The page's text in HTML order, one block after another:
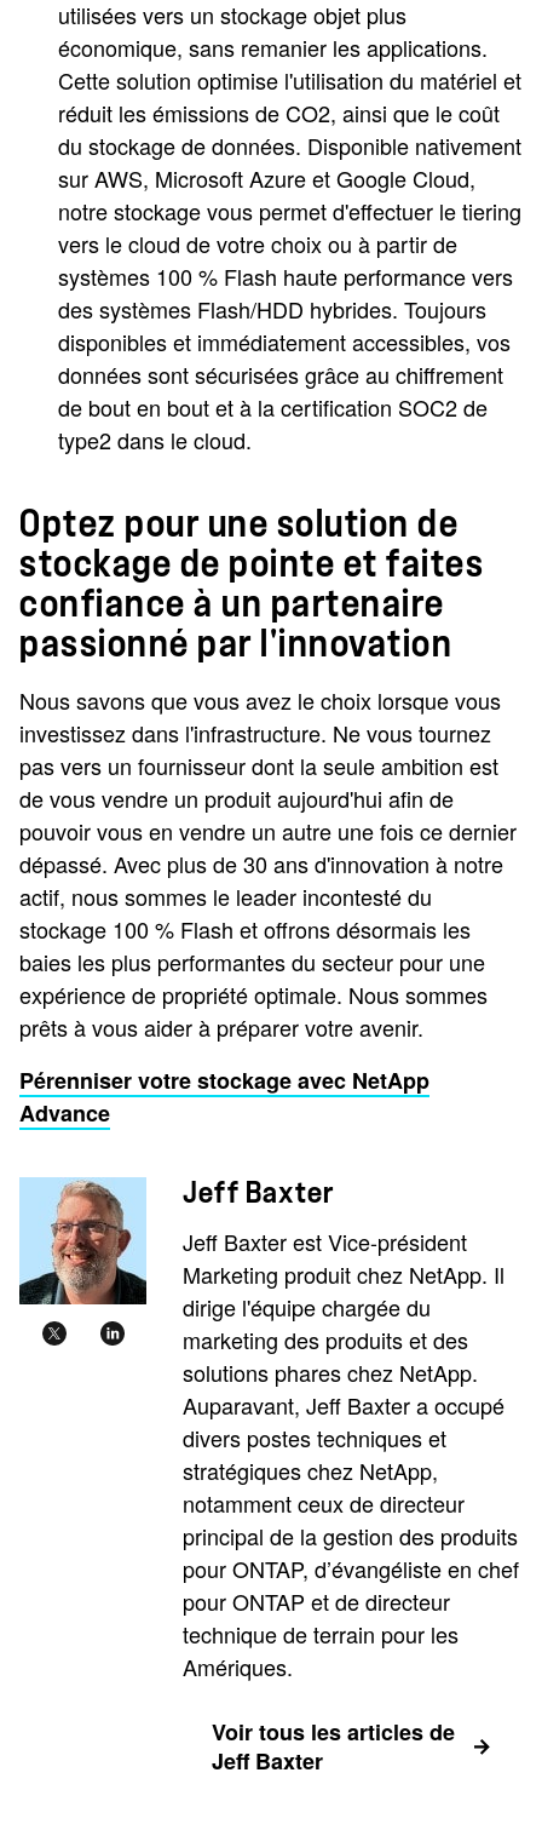
utilisées vers un stockage objet plus
économique, sans remanier les applications.
Cette solution optimise l'utilisation du matériel et
réduit les émissions de CO2, ainsi que le coût
du stockage de données. Disponible nativement
sur AWS, Microsoft Azure et Google Cloud,
notre stockage vous permet d'effectuer le tiering
vers le cloud de votre choix ou à partir de
systèmes 100 % Flash haute performance vers
des systèmes Flash/HDD hybrides. Toujours
disponibles et immédiatement accessibles, vos
données sont sécurisées grâce au chiffrement
de bout en bout et à la certification SOC2 de
type2 dans le cloud.
Optez pour une solution de
stockage de pointe et faites
confiance à un partenaire
passionné par l'innovation
Nous savons que vous avez le choix lorsque vous
investissez dans l'infrastructure. Ne vous tournez
pas vers un fournisseur dont la seule ambition est
de vous vendre un produit aujourd'hui afin de
pouvoir vous en vendre un autre une fois ce dernier
dépassé. Avec plus de 30 ans d'innovation à notre
actif, nous sommes le leader incontesté du
stockage 100 % Flash et offrons désormais les
baies les plus performantes du secteur pour une
expérience de propriété optimale. Nous sommes
prêts à vous aider à préparer votre avenir.
Pérenniser votre stockage avec NetApp
Advance
Jeff Baxter
Jeff Baxter est Vice-président
Marketing produit chez NetApp. Il
dirige l'équipe chargée du
marketing des produits et des
solutions phares chez NetApp.
Auparavant, Jeff Baxter a occupé
divers postes techniques et
stratégiques chez NetApp,
notamment ceux de directeur
principal de la gestion des produits
pour ONTAP, d’évangéliste en chef
pour ONTAP et de directeur
technique de terrain pour les
Amériques.
Voir tous les articles de
Jeff Baxter